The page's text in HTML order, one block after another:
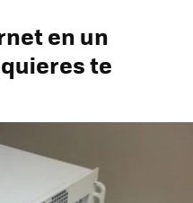
en un
te